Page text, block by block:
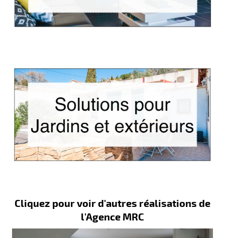
Cliquez pour voir d'autres réalisations de
l'Agence MRC